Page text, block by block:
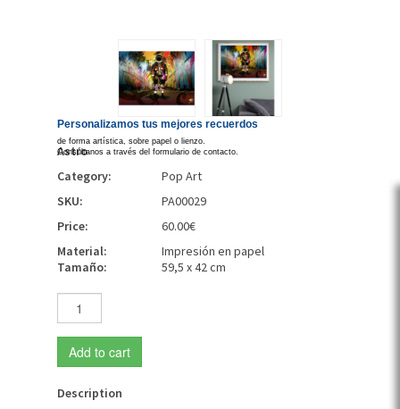
Astro
Category:
Pop Art
SKU:
PA00029
Price:
60.00€
Material:
Impresión en papel
Tamaño:
59,5 x 42 cm
Add to cart
Description
Personalizamos tus mejores recuerdos
de forma artística, sobre papel o lienzo.
Consúltanos a través del formulario de contacto.